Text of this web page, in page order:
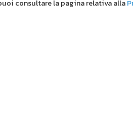
consultare la pagina relativa alla